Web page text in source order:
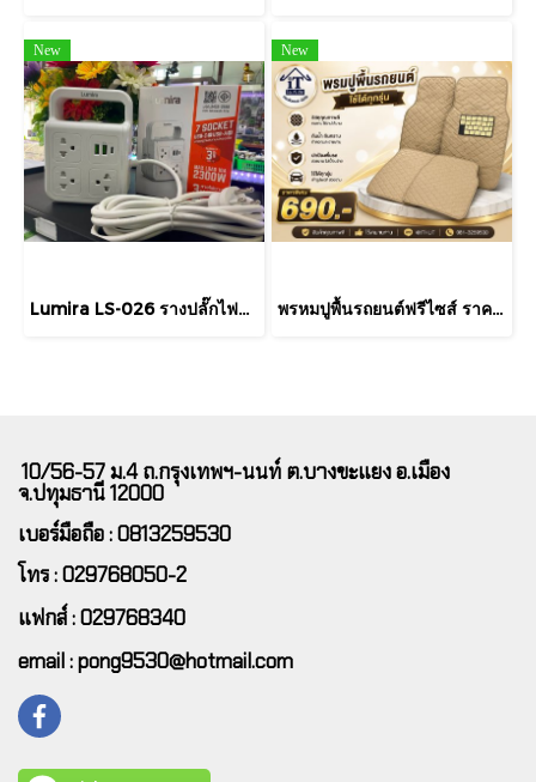
New
Lumira LS-026 รางปลั๊กไฟพ่วง 7 ช่อง พร้อม USB-C และ USB-A (3 เมตร)
New
พรหมปูพื้นรถยนต์ฟรีไซส์ ราคาพิเศษ ต้องการตรงรุ่นสอบถามเพิ่มเติมได้นะคะ
10/56-57 ม.4 ถ.กรุงเทพฯ-นนท์ ต.บางขะแยง อ.เมือง
จ.ปทุมธานี 12000
เบอร์มือถือ : 0813259530
โทร : 029768050-2
แฟกส์ : 029768340
email : pong9530@hotmail.com